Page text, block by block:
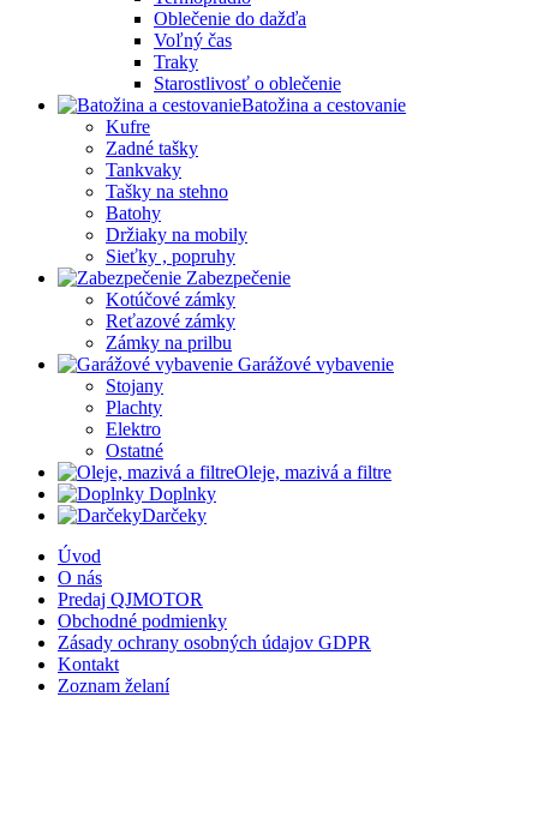
Oblečenie do dažďa
Voľný čas
Traky
Starostlivosť o oblečenie
Batožina a cestovanie
Kufre
Zadné tašky
Tankvaky
Tašky na stehno
Batohy
Držiaky na mobily
Sieťky , popruhy
Zabezpečenie
Kotúčové zámky
Reťazové zámky
Zámky na prilbu
Garážové vybavenie
Stojany
Plachty
Elektro
Ostatné
Oleje, mazivá a filtre
Doplnky
Darčeky
Úvod
O nás
Predaj QJMOTOR
Obchodné podmienky
Zásady ochrany osobných údajov GDPR
Kontakt
Zoznam želaní